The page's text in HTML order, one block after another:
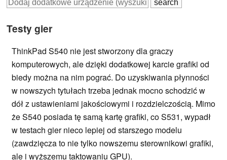
Testy gier
ThinkPad S540 nie jest stworzony dla graczy
komputerowych, ale dzięki dodatkowej karcie grafiki od
biedy można na nim pograć. Do uzyskiwania płynności
w nowszych tytułach trzeba jednak mocno schodzić w
dół z ustawieniami jakościowymi i rozdzielczością. Mimo
że S540 posiada tę samą kartę grafiki, co S531, wypadł
w testach gier nieco lepiej od starszego modelu
(zawdzięcza to nie tylko nowszemu sterownikowi grafiki,
ale i wyższemu taktowaniu GPU).